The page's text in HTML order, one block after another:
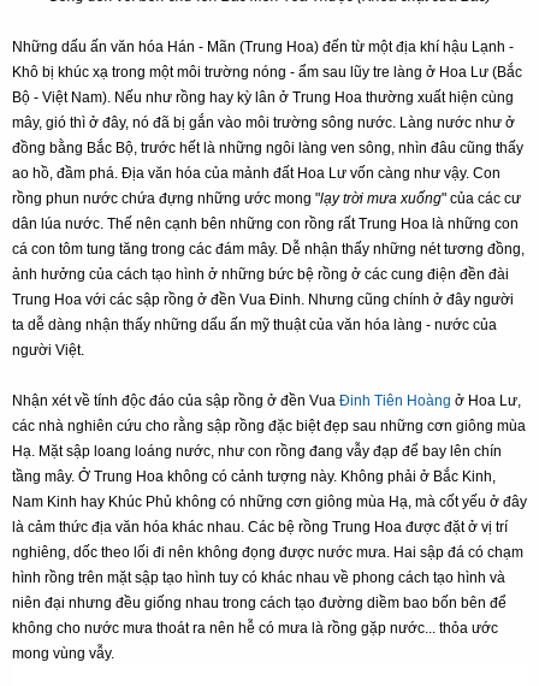
Những dấu ấn văn hóa Hán - Mãn (Trung Hoa) đến từ một địa khí hậu Lạnh -
Khô bị khúc xạ trong một môi trường nóng - ẩm sau lũy tre làng ở Hoa Lư (Bắc
Bộ - Việt Nam). Nếu như rồng hay kỳ lân ở Trung Hoa thường xuất hiện cùng
mây, gió thì ở đây, nó đã bị gắn vào môi trường sông nước. Làng nước như ở
đồng bằng Bắc Bộ, trước hết là những ngôi làng ven sông, nhìn đâu cũng thấy
ao hồ, đầm phá. Địa văn hóa của mảnh đất Hoa Lư vốn càng như vậy. Con
rồng phun nước chứa đựng những ước mong "lạy trời mưa xuống" của các cư
dân lúa nước. Thế nên cạnh bên những con rồng rất Trung Hoa là những con
cá con tôm tung tăng trong các đám mây. Dễ nhận thấy những nét tương đồng,
ảnh hưởng của cách tạo hình ở những bức bệ rồng ở các cung điện đền đài
Trung Hoa với các sập rồng ở đền Vua Đinh. Nhưng cũng chính ở đây người
ta dễ dàng nhận thấy những dấu ấn mỹ thuật của văn hóa làng - nước của
người Việt.
Nhận xét về tính độc đáo của sập rồng ở đền Vua Đinh Tiên Hoàng ở Hoa Lư,
các nhà nghiên cứu cho rằng sập rồng đặc biệt đẹp sau những cơn giông mùa
Hạ. Mặt sập loang loáng nước, như con rồng đang vẫy đạp để bay lên chín
tầng mây. Ở Trung Hoa không có cảnh tượng này. Không phải ở Bắc Kinh,
Nam Kinh hay Khúc Phủ không có những cơn giông mùa Hạ, mà cốt yếu ở đây
là cảm thức địa văn hóa khác nhau. Các bệ rồng Trung Hoa được đặt ở vị trí
nghiêng, dốc theo lối đi nên không đọng được nước mưa. Hai sập đá có chạm
hình rồng trên mặt sập tạo hình tuy có khác nhau về phong cách tạo hình và
niên đại nhưng đều giống nhau trong cách tạo đường diềm bao bốn bên để
không cho nước mưa thoát ra nên hễ có mưa là rồng gặp nước... thỏa ước
mong vùng vẫy.